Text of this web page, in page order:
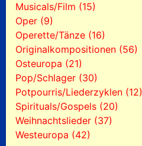
Musicals/Film (15)
Oper (9)
Operette/Tänze (16)
Originalkompositionen (56)
Osteuropa (21)
Pop/Schlager (30)
Potpourris/Liederzyklen (12)
Spirituals/Gospels (20)
Weihnachtslieder (37)
Westeuropa (42)